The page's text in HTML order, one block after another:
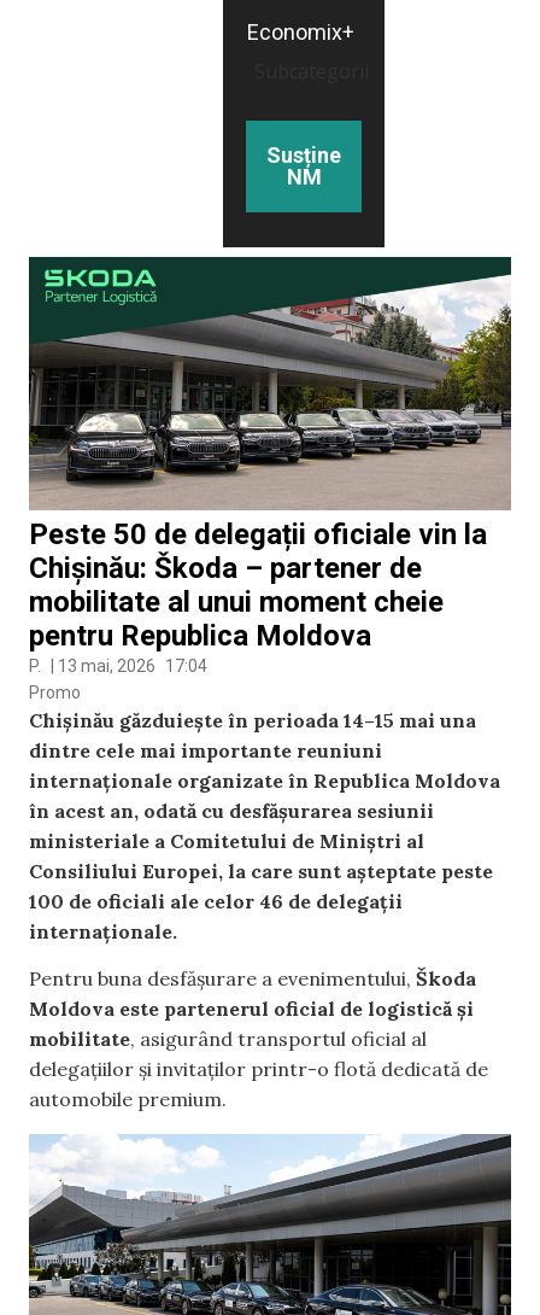
Economix+
Susține
NM
Peste 50 de delegații oficiale vin la
Chișinău: Škoda – partener de
mobilitate al unui moment cheie
pentru Republica Moldova
P. 13 mai, 2026
17:04
Promo
Chișinău găzduiește în perioada 14–15 mai una
dintre cele mai importante reuniuni
internaționale organizate în Republica Moldova
în acest an, odată cu desfășurarea sesiunii
ministeriale a Comitetului de Miniștri al
Consiliului Europei, la care sunt așteptate peste
100 de oficiali ale celor 46 de delegații
internaționale.
Pentru buna desfășurare a evenimentului, Škoda
Moldova este partenerul oficial de logistică și
mobilitate, asigurând transportul oficial al
delegațiilor și invitaților printr-o flotă dedicată de
automobile premium.